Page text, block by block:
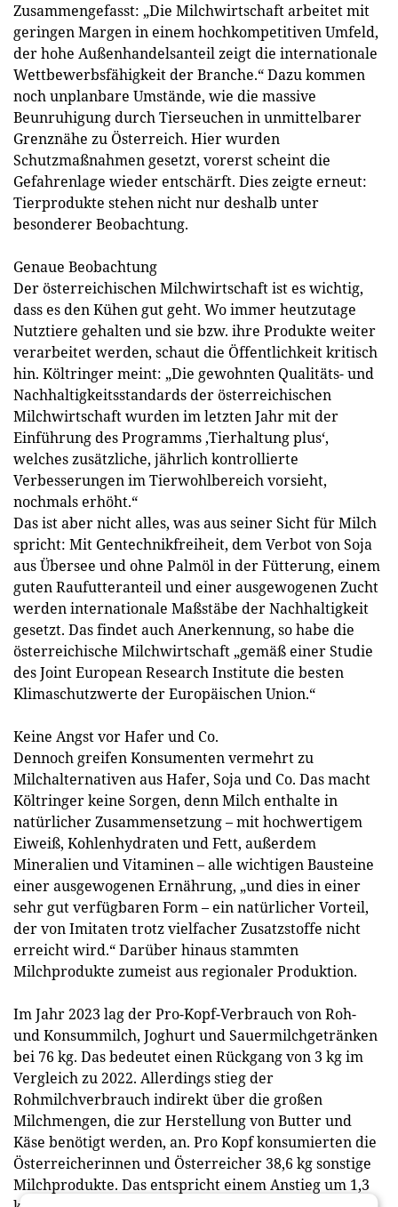
Zusammengefasst: „Die Milchwirtschaft arbeitet mit
geringen Margen in einem hochkompetitiven Umfeld,
der hohe Außenhandelsanteil zeigt die internationale
Wettbewerbsfähigkeit der Branche.“ Dazu kommen
noch unplanbare Umstände, wie die massive
Beunruhigung durch Tierseuchen in unmittelbarer
Grenznähe zu Österreich. Hier wurden
Schutzmaßnahmen gesetzt, vorerst scheint die
Gefahrenlage wieder entschärft. Dies zeigte erneut:
Tierprodukte stehen nicht nur deshalb unter
besonderer Beobachtung.
Genaue Beobachtung
Der österreichischen Milchwirtschaft ist es wichtig,
dass es den Kühen gut geht. Wo immer heutzutage
Nutztiere gehalten und sie bzw. ihre Produkte weiter
verarbeitet werden, schaut die Öffentlichkeit kritisch
hin. Költringer meint: „Die gewohnten Qualitäts- und
Nachhaltigkeitsstandards der österreichischen
Milchwirtschaft wurden im letzten Jahr mit der
Einführung des Programms ‚Tierhaltung plus‘,
welches zusätzliche, jährlich kontrollierte
Verbesserungen im Tierwohlbereich vorsieht,
nochmals erhöht.“
Das ist aber nicht alles, was aus seiner Sicht für Milch
spricht: Mit Gentechnikfreiheit, dem Verbot von Soja
aus Übersee und ohne Palmöl in der Fütterung, einem
guten Raufutteranteil und einer ausgewogenen Zucht
werden internationale Maßstäbe der Nachhaltigkeit
gesetzt. Das findet auch Anerkennung, so habe die
österreichische Milchwirtschaft „gemäß einer Studie
des Joint European Research Institute die besten
Klimaschutzwerte der Europäischen Union.“
Keine Angst vor Hafer und Co.
Dennoch greifen Konsumenten vermehrt zu
Milchalternativen aus Hafer, Soja und Co. Das macht
Költringer keine Sorgen, denn Milch enthalte in
natürlicher Zusammensetzung – mit hochwertigem
Eiweiß, Kohlenhydraten und Fett, außerdem
Mineralien und Vitaminen – alle wichtigen Bausteine
einer ausgewogenen Ernährung, „und dies in einer
sehr gut verfügbaren Form – ein natürlicher Vorteil,
der von Imitaten trotz vielfacher Zusatzstoffe nicht
erreicht wird.“ Darüber hinaus stammten
Milchprodukte zumeist aus regionaler Produktion.
Im Jahr 2023 lag der Pro-Kopf-Verbrauch von Roh-
und Konsummilch, Joghurt und Sauermilchgetränken
bei 76 kg. Das bedeutet einen Rückgang von 3 kg im
Vergleich zu 2022. Allerdings stieg der
Rohmilchverbrauch indirekt über die großen
Milchmengen, die zur Herstellung von Butter und
Käse benötigt werden, an. Pro Kopf konsumierten die
Österreicherinnen und Österreicher 38,6 kg sonstige
Milchprodukte. Das entspricht einem Anstieg um 1,3